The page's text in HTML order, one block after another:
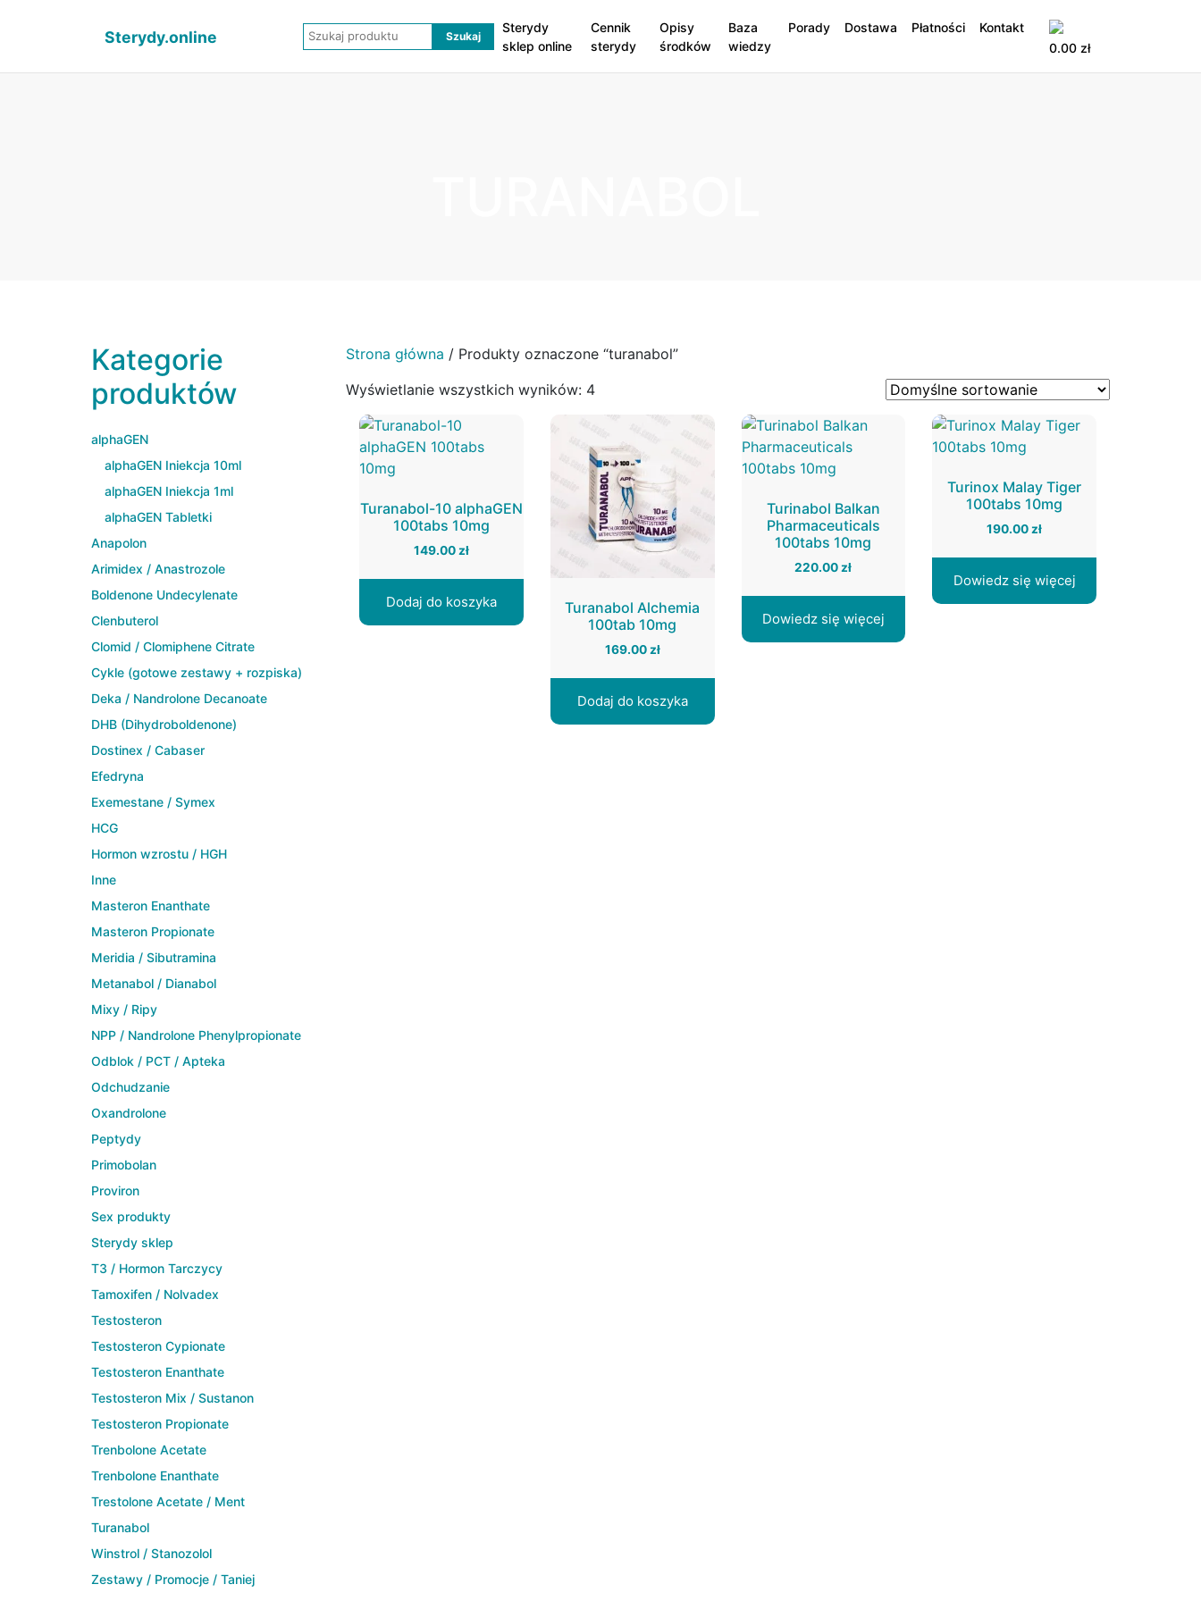
Sterydy.online
Sterydy
sklep online
Cennik
sterydy
Opisy
środków
Baza
wiedzy
Porady Dostawa Płatności
Kontakt
0.00 zł
Strona główna / Produkty oznaczone “turanabol”
Wyświetlanie wszystkich wyników: 4
Turanabol-10 alphaGEN
100tabs 10mg
149.00 zł
Dodaj do koszyka
Turanabol Alchemia
100tab 10mg
169.00zł
Dodaj do koszyka
Turinabol Balkan
Pharmaceuticals
100tabs 10mg
220.00 zł
Dowiedz się więcej
Turinox Malay Tiger
100tabs 10mg
190.00 zł
Dowiedz się więcej
Kategorie
produktów
alphaGEN
alphaGEN Iniekcja 10ml
alphaGEN Iniekcja 1ml
alphaGEN Tabletki
Anapolon
Arimidex / Anastrozole
Boldenone Undecylenate
Clenbuterol
Clomid / Clomiphene Citrate
Cykle (gotowe zestawy + rozpiska)
Deka / Nandrolone Decanoate
DHB (Dihydroboldenone)
Dostinex / Cabaser
Efedryna
Exemestane / Symex
HCG
Hormon wzrostu / HGH
Inne
Masteron Enanthate
Masteron Propionate
Meridia / Sibutramina
Metanabol / Dianabol
Mixy / Ripy
NPP / Nandrolone Phenylpropionate
Odblok / PCT / Apteka
Odchudzanie
Oxandrolone
Peptydy
Primobolan
Proviron
Sex produkty
Sterydy sklep
T3 / Hormon Tarczycy
Tamoxifen / Nolvadex
Testosteron
Testosteron Cypionate
Testosteron Enanthate
Testosteron Mix / Sustanon
Testosteron Propionate
Trenbolone Acetate
Trenbolone Enanthate
Trestolone Acetate / Ment
Turanabol
Winstrol / Stanozolol
Zestawy / Promocje / Taniej